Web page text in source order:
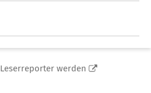
Leserreporter werden